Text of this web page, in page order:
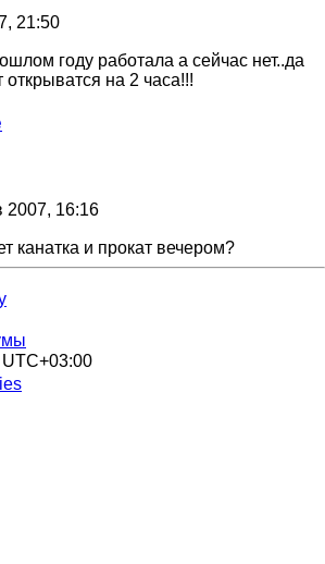
21:50
году работала а сейчас нет..да
на 2 часа!!!
2007, 16:16
канатка и прокат вечером?
UTC+03:00